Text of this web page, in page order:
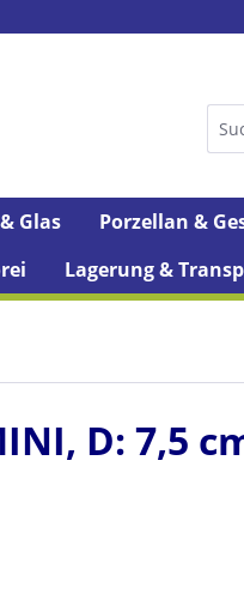
Glas Porzellan &
Lagerung &
D: 7,5